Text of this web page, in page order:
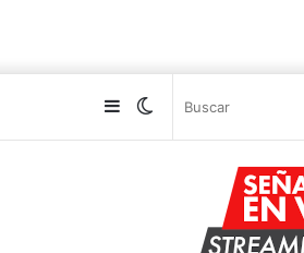
Switch
Sidebar